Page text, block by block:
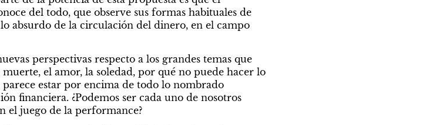
del todo, que observe sus formas habituales de
absurdo de la circulación del dinero, en el campo
perspectivas respecto a los grandes temas que
el amor, la soledad, por qué no puede hacer lo
estar por encima de todo lo nombrado
financiera. ¿Podemos ser cada uno de nosotros
el juego de la performance?